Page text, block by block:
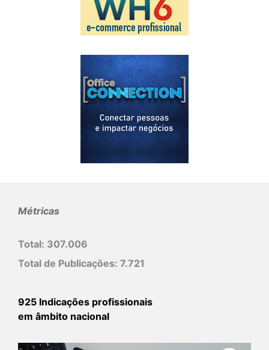
Métricas
Total: 307.006
Total de Publicações: 7.721
925 Indicações profissionais
em âmbito nacional